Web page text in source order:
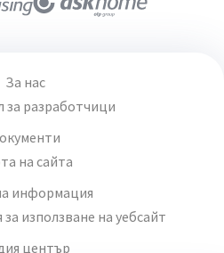
За нас
за разработчици
на сайта
информация
използване на уебсайт
център